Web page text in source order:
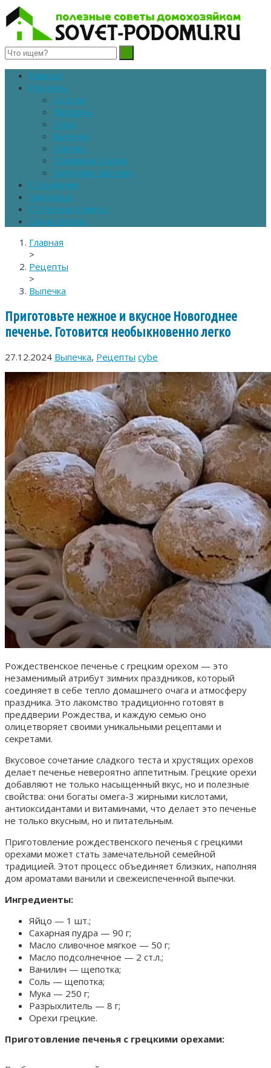
Полезные советы домохозяйкам
Главная
Рецепты
Салаты
Десерты
Супы
Выпечка
Закуски
Основное блюдо
Заготовки на зиму
Похудение
Здоровье
Полезные советы
Сад и огород
Главная
>
Рецепты
>
Выпечка
Приготовьте нежное и вкусное Новогоднее
печенье. Готовится необыкновенно легко
27.12.2024 Выпечка, Рецепты cybe
Рождественское печенье с грецким орехом — это
незаменимый атрибут зимних праздников, который
соединяет в себе тепло домашнего очага и атмосферу
праздника. Это лакомство традиционно готовят в
преддверии Рождества, и каждую семью оно
олицетворяет своими уникальными рецептами и
секретами.
Вкусовое сочетание сладкого теста и хрустящих орехов
делает печенье невероятно аппетитным. Грецкие орехи
добавляют не только насыщенный вкус, но и полезные
свойства: они богаты омега-3 жирными кислотами,
антиоксидантами и витаминами, что делает это печенье
не только вкусным, но и питательным.
Приготовление рождественского печенья с грецкими
орехами может стать замечательной семейной
традицией. Этот процесс объединяет близких, наполняя
дом ароматами ванили и свежеиспеченной выпечки.
Ингредиенты:
Яйцо — 1 шт.;
Сахарная пудра — 90 г;
Масло сливочное мягкое — 50 г;
Масло подсолнечное — 2 ст.л.;
Ванилин — щепотка;
Соль — щепотка;
Мука — 250 г;
Разрыхлитель — 8 г;
Орехи грецкие.
Приготовление печенья с грецкими орехами: